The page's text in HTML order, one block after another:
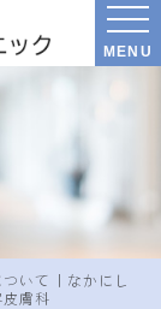
MENU
いて｜なかにし︎
膚科